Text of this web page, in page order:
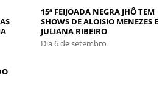
15ª FEIJOADA NEGRA JHÔ TEM
SHOWS DE ALOISIO MENEZES E
JULIANA RIBEIRO
Dia 6 de setembro